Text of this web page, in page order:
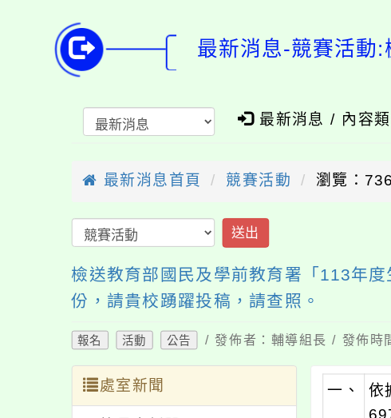
最新消息-競賽活動
最新消息 / 內容
最新消息首頁 競賽活動 瀏覽：736
送出
檢送教育部國民及學前教育署「113年
份，請貴校踴躍投稿，請查照。
報名 活動 公告 / 發佈者：輔導組長 / 發佈時
處室新聞 一、
依